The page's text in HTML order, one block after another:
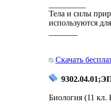
Тела и силы
используются
Скачать
Биология (11